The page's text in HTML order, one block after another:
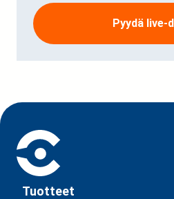
Pyydä live-
Tuotteet